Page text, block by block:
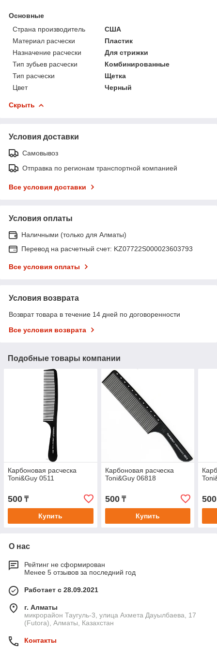
Основные
Страна производитель
США
Материал расчески
Пластик
Назначение расчески
Для стрижки
Тип зубьев расчески
Комбинированные
Тип расчески
Щетка
Цвет
Черный
Скрыть
Условия доставки
Самовывоз
Отправка по регионам транспортной компанией
Все условия доставки
Условия оплаты
Наличными (только для Алматы)
Перевод на расчетный счет: KZ07722S000023603793
Все условия оплаты
Условия возврата
Возврат товара в течение 14 дней по договоренности
Все условия возврата
Подобные товары компании
Карбоновая расческа
Toni&Guy 0511
500 ₸
Купить
Карбоновая расческа
Toni&Guy 06818
500₸
Купить
500
О нас
Рейтинг не сформирован
Менее 5 отзывов за последний год
Работает с 28.09.2021
г. Алматы
микрорайон Таугуль-3, улица Ахмета Дауылбаева, 17
(Futora), Алматы, Казахстан
Контакты